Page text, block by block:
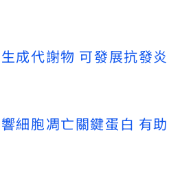
成代謝物 可發展抗發炎
細胞凋亡關鍵蛋白 有助